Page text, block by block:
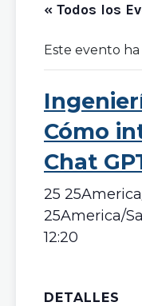
« Todos los
Este evento ha
Cómo
Chat
25
25America/
12:20
DETALLES